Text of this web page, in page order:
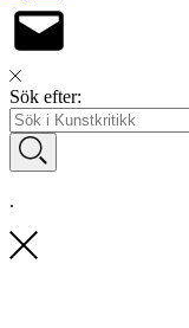
Sök efter:
.